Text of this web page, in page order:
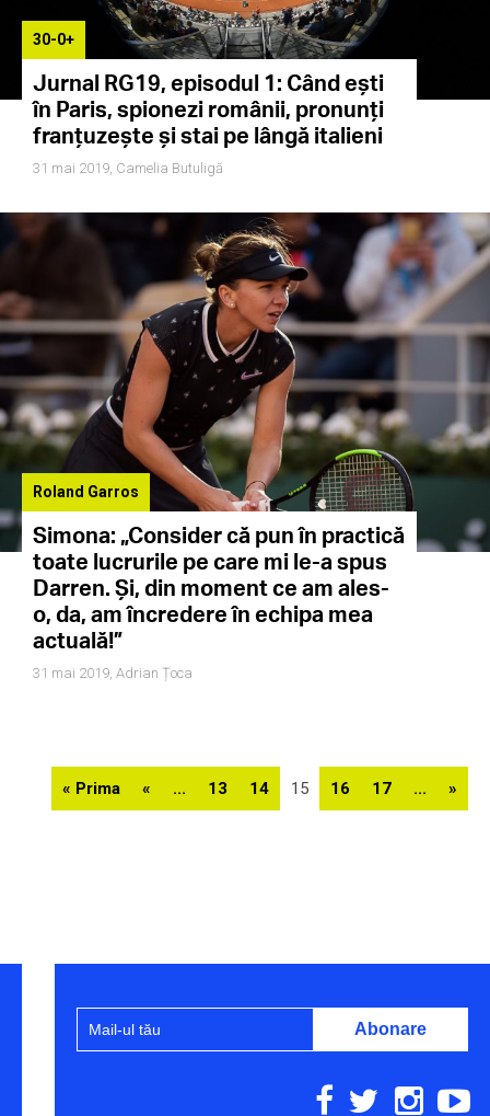
30-0+
Jurnal RG19, episodul 1: Când ești
în Paris, spionezi românii, pronunți
franțuzește și stai pe lângă italieni
31 mai 2019, Camelia Butuligă
Roland Garros
Simona: „Consider că pun în practică
toate lucrurile pe care mi le-a spus
Darren. Și, din moment ce am ales-
o, da, am încredere în echipa mea
actuală!”
31 mai 2019, Adrian Țoca
« Prima « ... 13 14 15 16 17 ... »